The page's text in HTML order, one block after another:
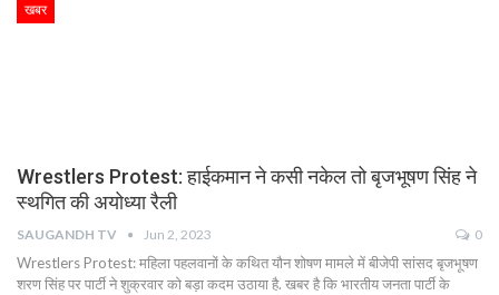
खबर
Wrestlers Protest: हाईकमान ने कसी नकेल तो बृजभूषण सिंह ने
स्थगित की अयोध्या रैली
SAUGANDH TV Jun 2, 2023 0
Wrestlers Protest: महिला पहलवानों के कथित यौन शोषण मामले में बीजेपी सांसद बृजभूषण
शरण सिंह पर पार्टी ने शुक्रवार को बड़ा कदम उठाया है. खबर है कि भारतीय जनता पार्टी के